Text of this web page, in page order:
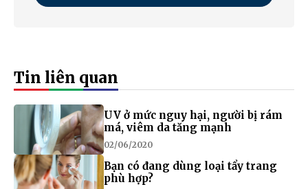
Tin liên quan
UV ở mức nguy hại, người bị rám
má, viêm da tăng mạnh
02/06/2020
Bạn có đang dùng loại tẩy trang
phù hợp?